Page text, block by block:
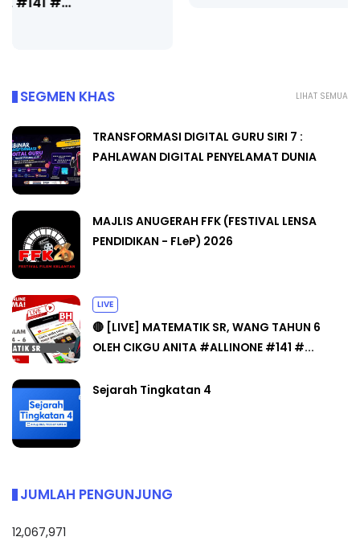
LIHAT SEMUA
SEGMEN KHAS
TRANSFORMASI DIGITAL GURU SIRI 7 :
PAHLAWAN DIGITAL PENYELAMAT DUNIA
MAJLIS ANUGERAH FFK (FESTIVAL LENSA
PENDIDIKAN - FLeP) 2026
LIVE
🔴 [LIVE] MATEMATIK SR, WANG TAHUN 6
OLEH CIKGU ANITA #ALLINONE #141 #...
Sejarah Tingkatan 4
JUMLAH PENGUNJUNG
12,067,971